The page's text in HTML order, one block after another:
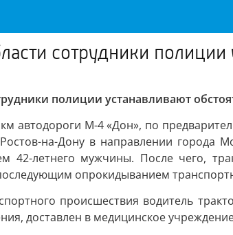
сотрудники полиции
полиции устанавливают
автодороги М-4 «Дон», по
на-Дону в направлении города
42-летнего мужчины. После чего,
опрокидыванием
происшествия водитель
доставлен в медицинское